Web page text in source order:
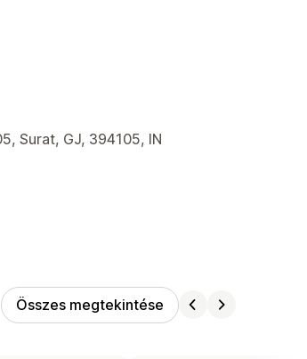
Surat, GJ, 394105, IN
Összes megtekintése